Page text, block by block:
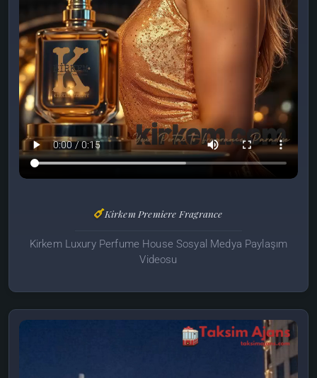
Kirkem Premiere Fragrance
Kirkem Luxury Perfume House Sosyal Medya Paylaşım
Videosu